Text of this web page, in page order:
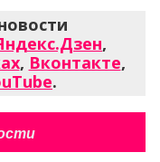
,
, Вконтакте,
.